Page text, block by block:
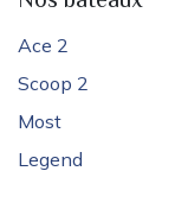
Ace 2
Scoop 2
Most
Legend